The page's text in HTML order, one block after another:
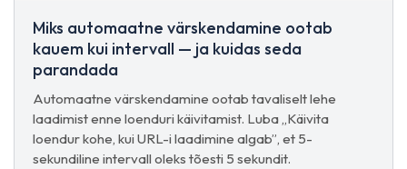
Miks automaatne värskendamine ootab
kauem kui intervall — ja kuidas seda
parandada
Automaatne värskendamine ootab tavaliselt lehe
laadimist enne loenduri käivitamist. Luba „Käivita
loendur kohe, kui URL-i laadimine algab”, et 5-
sekundiline intervall oleks tõesti 5 sekundit.